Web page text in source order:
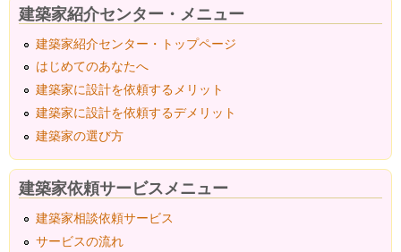
建築家紹介センター・メニュー
建築家紹介センター・トップページ
はじめてのあなたへ
建築家に設計を依頼するメリット
建築家に設計を依頼するデメリット
建築家の選び方
建築家依頼サービスメニュー
建築家相談依頼サービス
サービスの流れ